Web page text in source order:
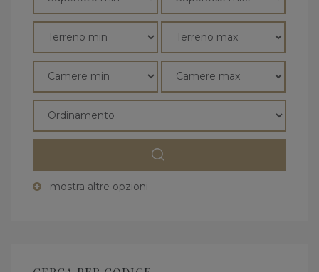
mostra altre opzioni